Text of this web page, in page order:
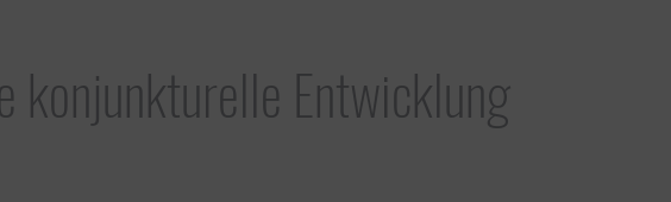
Entwicklung